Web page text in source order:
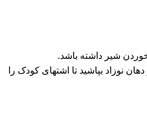
خوردن شیر داشته باشد.
نوزاد بپاشید تا اشتهای کودک را